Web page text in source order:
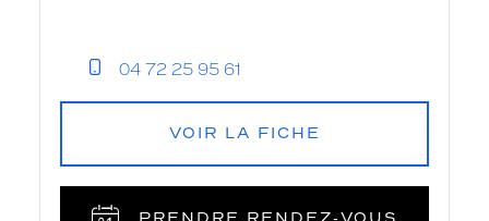
04 72 25 95 61
VOIR LA FICHE